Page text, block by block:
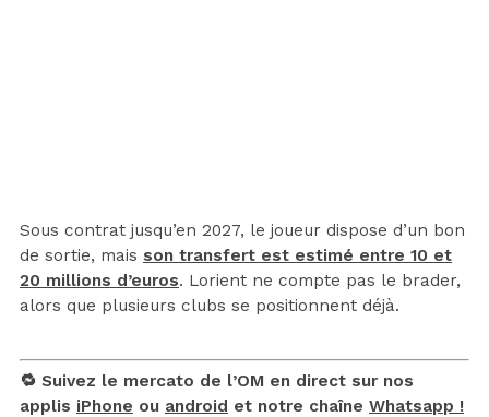
Sous contrat jusqu’en 2027, le joueur dispose d’un bon
de sortie, mais son transfert est estimé entre 10 et
20 millions d’euros. Lorient ne compte pas le brader,
alors que plusieurs clubs se positionnent déjà.
🔁 Suivez le mercato de l’OM en direct sur nos
applis iPhone ou android et notre chaîne Whatsapp !